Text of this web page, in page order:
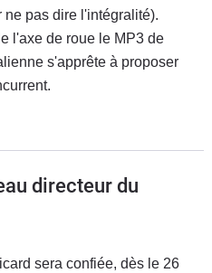
ne pas dire l'intégralité).
l'axe de roue le MP3 de
s'apprête à proposer
directeur du
sera confiée, dès le 26